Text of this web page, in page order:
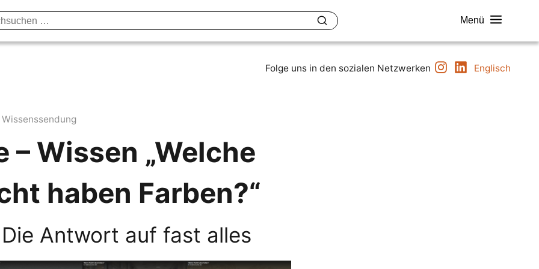
Menü
Axel Buether Kontakt
Folge uns in den sozialen Netzwerken Instagram
LinkedInEnglisch
Wissenssendung
– Wissen „Welche
haben Farben?“
Antwort auf fast alles